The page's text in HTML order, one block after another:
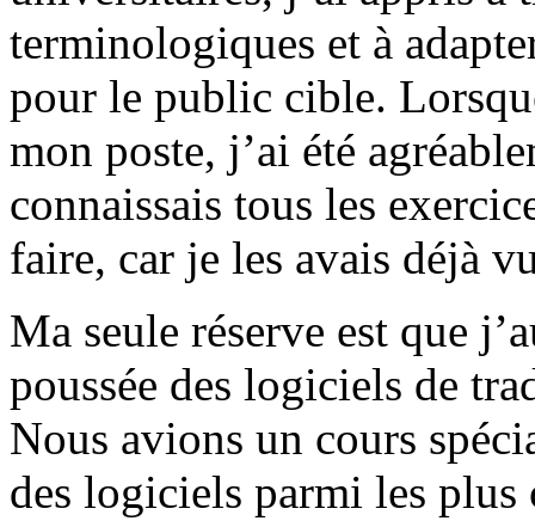
terminologiques et à
pour le public cible.
mon poste, j’ai été
connaissais tous les
faire, car je les avais déjà
Ma seule réserve est que
poussée des logiciels de
Nous avions un cours
des logiciels parmi les plus